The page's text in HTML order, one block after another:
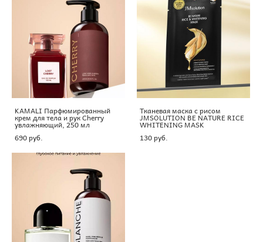
KAMALI Парфюмированный
крем для тела и рук Cherry
увлажняющий, 250 мл
690 pуб.
Тканевая маска с рисом
JMSOLUTION BE NATURE RICE
WHITENING MASK
130 pуб.